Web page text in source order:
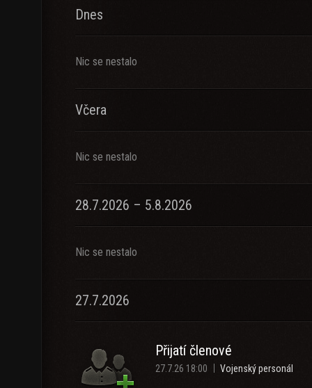
Dnes
Nic se nestalo
Včera
Nic se nestalo
28.7.2026 – 5.8.2026
Nic se nestalo
27.7.2026
Přijatí členové
27.7.26 18:00 Vojenský personál